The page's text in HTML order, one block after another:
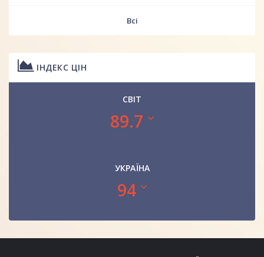
Всі
ІНДЕКС ЦІН
СВІТ
89.7
УКРАЇНА
94